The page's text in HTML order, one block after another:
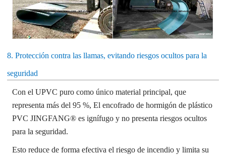
8. Protección contra las llamas, evitando riesgos ocultos para la
seguridad
Con el UPVC puro como único material principal, que
representa más del 95 %,El encofrado de hormigón de plástico
PVC JINGFANG® es ignífugo y no presenta riesgos ocultos
para la seguridad.
Esto reduce de forma efectiva el riesgo de incendio y limita su